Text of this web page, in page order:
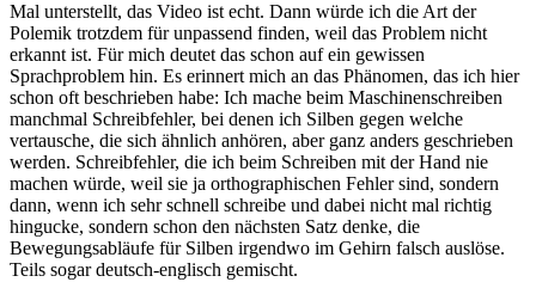
Mal unterstellt, das Video ist echt. Dann würde ich die Art der
Polemik trotzdem für unpassend finden, weil das Problem nicht
erkannt ist. Für mich deutet das schon auf ein gewissen
Sprachproblem hin. Es erinnert mich an das Phänomen, das ich hier
schon oft beschrieben habe: Ich mache beim Maschinenschreiben
manchmal Schreibfehler, bei denen ich Silben gegen welche
vertausche, die sich ähnlich anhören, aber ganz anders geschrieben
werden. Schreibfehler, die ich beim Schreiben mit der Hand nie
machen würde, weil sie ja orthographischen Fehler sind, sondern
dann, wenn ich sehr schnell schreibe und dabei nicht mal richtig
hingucke, sondern schon den nächsten Satz denke, die
Bewegungsabläufe für Silben irgendwo im Gehirn falsch auslöse.
Teils sogar deutsch-englisch gemischt.